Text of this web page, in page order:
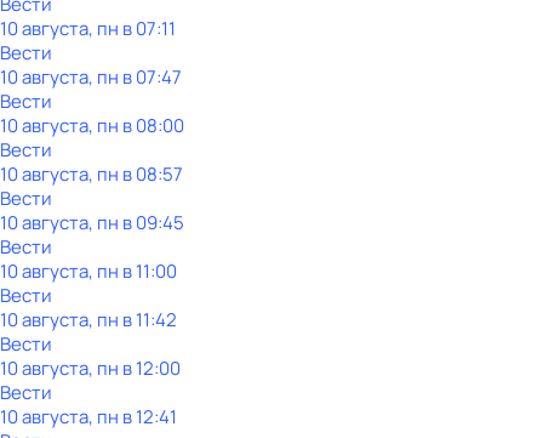
10 августа, пн в 07:11
Вести
10 августа, пн в 07:47
Вести
10 августа, пн в 08:00
Вести
10 августа, пн в 08:57
Вести
10 августа, пн в 09:45
Вести
10 августа, пн в 11:00
Вести
10 августа, пн в 11:42
Вести
10 августа, пн в 12:00
Вести
10 августа, пн в 12:41